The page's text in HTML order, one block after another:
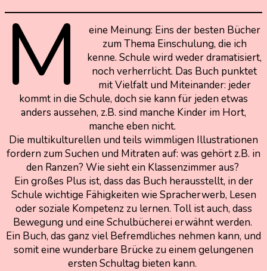
M
eine Meinung: Eins der besten Bücher
zum Thema Einschulung, die ich
kenne. Schule wird weder dramatisiert,
noch verherrlicht. Das Buch punktet
mit Vielfalt und Miteinander: jeder
kommt in die Schule, doch sie kann für jeden etwas
anders aussehen, z.B. sind manche Kinder im Hort,
manche eben nicht.
Die multikulturellen und teils wimmligen Illustrationen
fordern zum Suchen und Mitraten auf: was gehört z.B. in
den Ranzen? Wie sieht ein Klassenzimmer aus?
Ein großes Plus ist, dass das Buch herausstellt, in der
Schule wichtige Fähigkeiten wie Spracherwerb, Lesen
oder soziale Kompetenz zu lernen. Toll ist auch, dass
Bewegung und eine Schulbücherei erwähnt werden.
Ein Buch, das ganz viel Befremdliches nehmen kann, und
somit eine wunderbare Brücke zu einem gelungenen
ersten Schultag bieten kann.